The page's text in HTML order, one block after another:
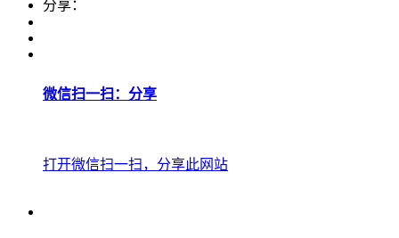
分享：
微信扫一扫：分享
打开微信扫一扫，分享此网站